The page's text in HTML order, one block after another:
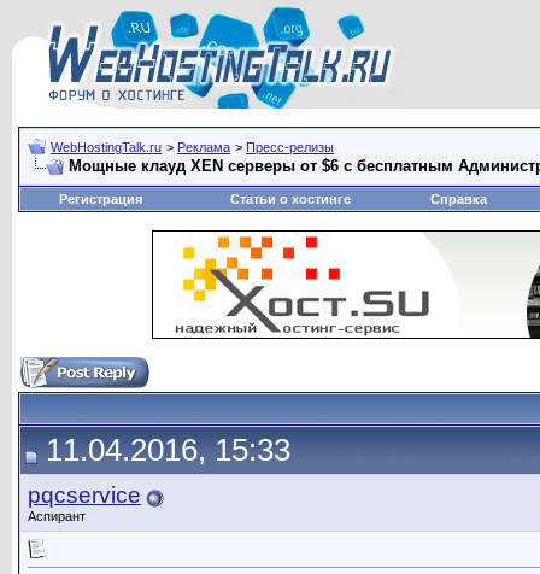
WebHostingTalk.ru > Реклама > Пресс-релизы
Мощные клауд XEN серверы от $6 с бесплатным
Регистрация Статьи о хостинге Справка
11.04.2016, 15:33
pqcservice
Аспирант